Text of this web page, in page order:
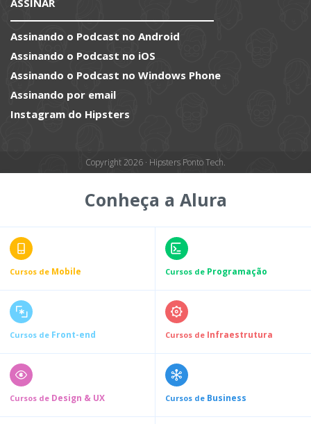
Assinando o Podcast no Android
Assinando o Podcast no iOS
Assinando o Podcast no Windows Phone
Assinando por email
Instagram do Hipsters
Copyright 2026 · Hipsters Ponto Tech.
Conheça a Alura
Cursos de Mobile Cursos de Programação
Cursos de Front-end Cursos de Infraestrutura
Cursos de Design & UX Cursos de Business